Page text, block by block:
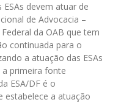
ESAs devem atuar de
de Advocacia –
da OAB que tem
continuada para o
a atuação das ESAs
a primeira fonte
ESA/DF é o
estabelece a atuação